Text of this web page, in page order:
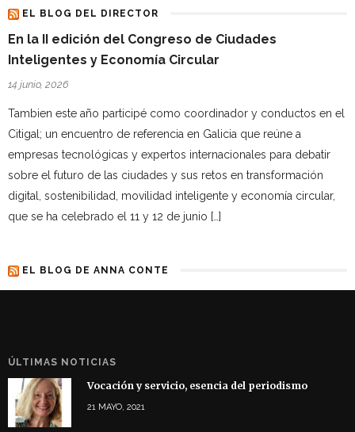
EL BLOG DEL DIRECTOR
En la II edición del Congreso de Ciudades
Inteligentes y Economía Circular
14 junio, 2026
Tambien este año participé como coordinador y conductos en el
Citigal; un encuentro de referencia en Galicia que reúne a
empresas tecnológicas y expertos internacionales para debatir
sobre el futuro de las ciudades y sus retos en transformación
digital, sostenibilidad, movilidad inteligente y economía circular,
que se ha celebrado el 11 y 12 de junio […]
EL BLOG DE ANNA CONTE
ÚLTIMAS NOTICIAS
Vocación y servicio, esencia del periodismo
21 MAYO, 2021